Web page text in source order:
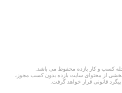
بخشی از محتوای سایت بازده بدون کسب مجوز،
قانونی قرار خواهد گرفت.